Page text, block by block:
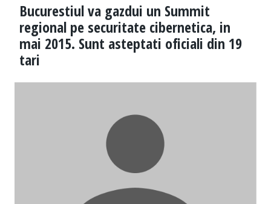
Bucurestiul va gazdui un Summit
regional pe securitate cibernetica, in
mai 2015. Sunt asteptati oficiali din 19
tari